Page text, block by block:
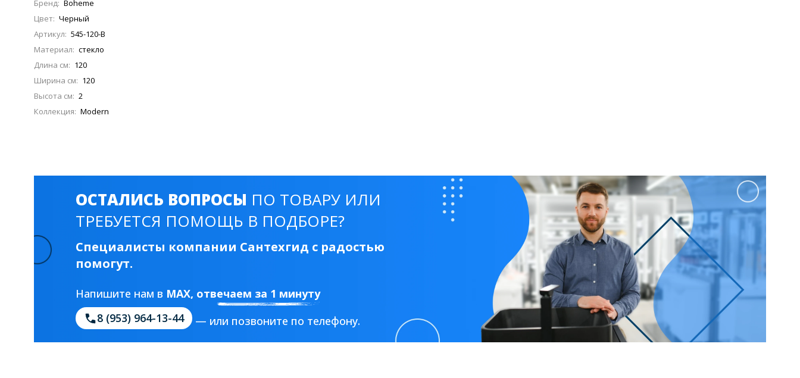
Бренд: Boheme
Цвет: Черный
Артикул: 545-120-B
Материал: стекло
Длина см: 120
Ширина см: 120
Высота см: 2
Коллекция: Modern
ОСТАЛИСЬ ВОПРОСЫ ПО ТОВАРУ ИЛИ
ТРЕБУЕТСЯ ПОМОЩЬ В ПОДБОРЕ?
Специалисты компании Сантехгид с радостью
помогут.
Напишите нам в MAX, отвечаем за 1 минуту
8 (953) 964-13-44
— или позвоните по телефону.